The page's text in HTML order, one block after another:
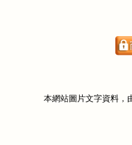
本網站圖片文字資料，